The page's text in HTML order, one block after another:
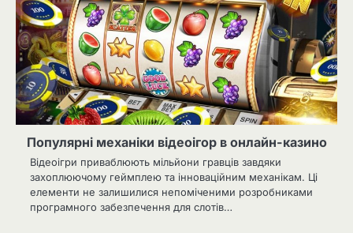
Популярні механіки відеоігор в онлайн-казино
Відеоігри приваблюють мільйони гравців завдяки
захоплюючому геймплею та інноваційним механікам. Ці
елементи не залишилися непоміченими розробниками
програмного забезпечення для слотів…